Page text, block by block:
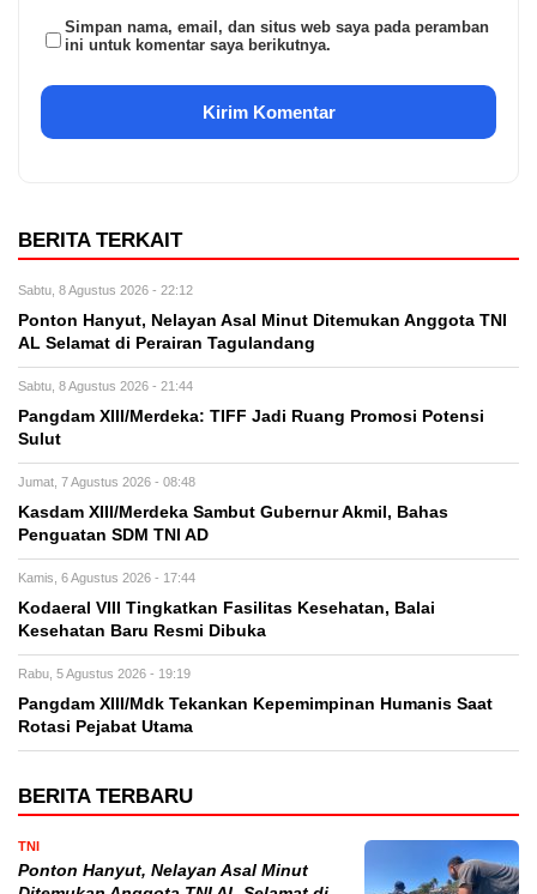
Simpan nama, email, dan situs web saya pada peramban
ini untuk komentar saya berikutnya.
BERITA TERKAIT
Sabtu, 8 Agustus 2026 - 22:12
Ponton Hanyut, Nelayan Asal Minut Ditemukan Anggota TNI
AL Selamat di Perairan Tagulandang
Sabtu, 8 Agustus 2026 - 21:44
Pangdam XIII/Merdeka: TIFF Jadi Ruang Promosi Potensi
Sulut
Jumat, 7 Agustus 2026 - 08:48
Kasdam XIII/Merdeka Sambut Gubernur Akmil, Bahas
Penguatan SDM TNI AD
Kamis, 6 Agustus 2026 - 17:44
Kodaeral VIII Tingkatkan Fasilitas Kesehatan, Balai
Kesehatan Baru Resmi Dibuka
Rabu, 5 Agustus 2026 - 19:19
Pangdam XIII/Mdk Tekankan Kepemimpinan Humanis Saat
Rotasi Pejabat Utama
BERITA TERBARU
TNI
Ponton Hanyut, Nelayan Asal Minut